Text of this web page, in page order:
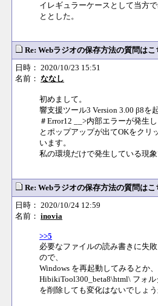
イレギュラーケースとして当方
ととした。
Re: Webラジオの保存方法の質問はこ
日時： 2020/10/23 15:51
名前： ななし
初めまして。
響支援ツール3 Version 3.00 β8を
＃Error12 __>内部エラーが発生
とポップアップが出てOKをクリ
います。
私の環境だけで発生している現
Re: Webラジオの保存方法の質問はこ
日時： 2020/10/24 12:59
名前： inovia
>>5
必要なファイルの読み書きに失
ので、
Windows を再起動してみるとか、
HibikiTool300_beta8\html\ フォ
を削除しても変化はないでしょう